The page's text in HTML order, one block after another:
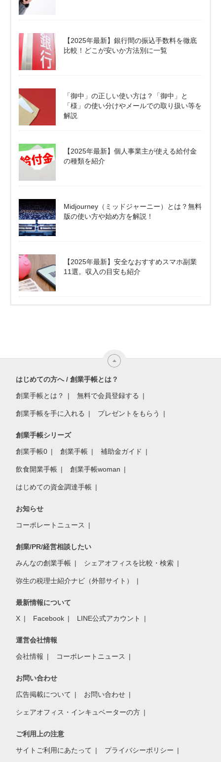
【2025年最新】銀行間の振込手数料を徹底
比較！どこが安いか方法別に一覧
「御中」の正しい使い方は？「御中」と
「様」の使い分けやメールでの取り扱い等を
解説
【2025年最新】個人事業主が使える給付金
の種類を紹介
Midjourney（ミッドジャーニー）とは？無料
版の使い方や始め方を解説！
【2025年最新】安全なおすすめスマホ副業
11選。収入の目安も紹介
はじめての方へ / 創業手帳とは？
創業手帳とは？ 無料で会員登録する
創業手帳を手に入れる プレゼントをもらう
創業手帳シリーズ
創業手帳0 創業手帳 補助金ガイド
飲食開業手帳 創業手帳woman
はじめての資金調達手帳
お知らせ
コーポレートニュース
創業/PR/経営相談したい
みんなの創業手帳 シェアオフィスを比較・検索
弥生の税理士紹介ナビ（外部サイト）
最新情報について
X Facebook LINE公式アカウント
運営会社情報
会社情報 コーポレートニュース
お問い合わせ
広告掲載について お問い合わせ
シェアオフィス・インキュベーターの方
ご利用上の注意
サイトご利用にあたって プライバシーポリシー